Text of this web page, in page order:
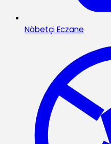
Nöbetçi Eczane